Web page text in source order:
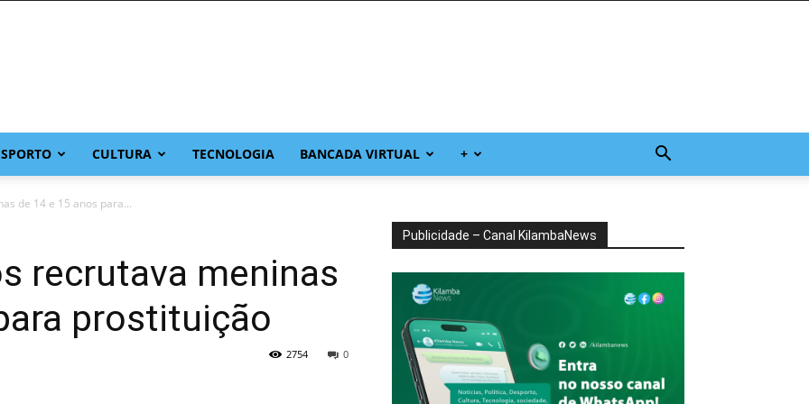
CULTURA TECNOLOGIA BANCADA VIRTUAL +
de 14 e 15 anos para...
recrutava meninas
prostituição
0
2754
Publicidade – Canal KilambaNews